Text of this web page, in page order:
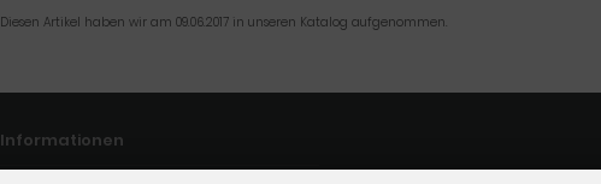
Diesen Artikel haben wir am 09.06.2017 in unseren Katalog aufgenommen.
Informationen